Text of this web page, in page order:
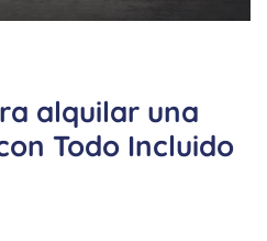
alquilar una
Todo Incluido